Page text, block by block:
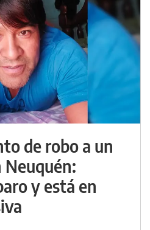
de robo a un
Neuquén:
y está en